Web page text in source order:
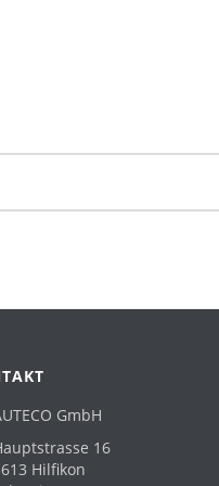
GmbH
16
Hilfikon